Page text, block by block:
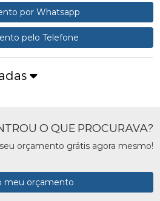
por Whatsapp
pelo Telefone
O QUE PROCURAVA?
orçamento grátis agora mesmo!
meu orçamento